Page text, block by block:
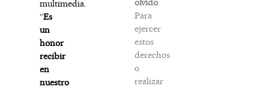
multimedia.
“Es
un
honor
recibir
en
nuestro
Para
ejercer
estos
derechos
o
realizar